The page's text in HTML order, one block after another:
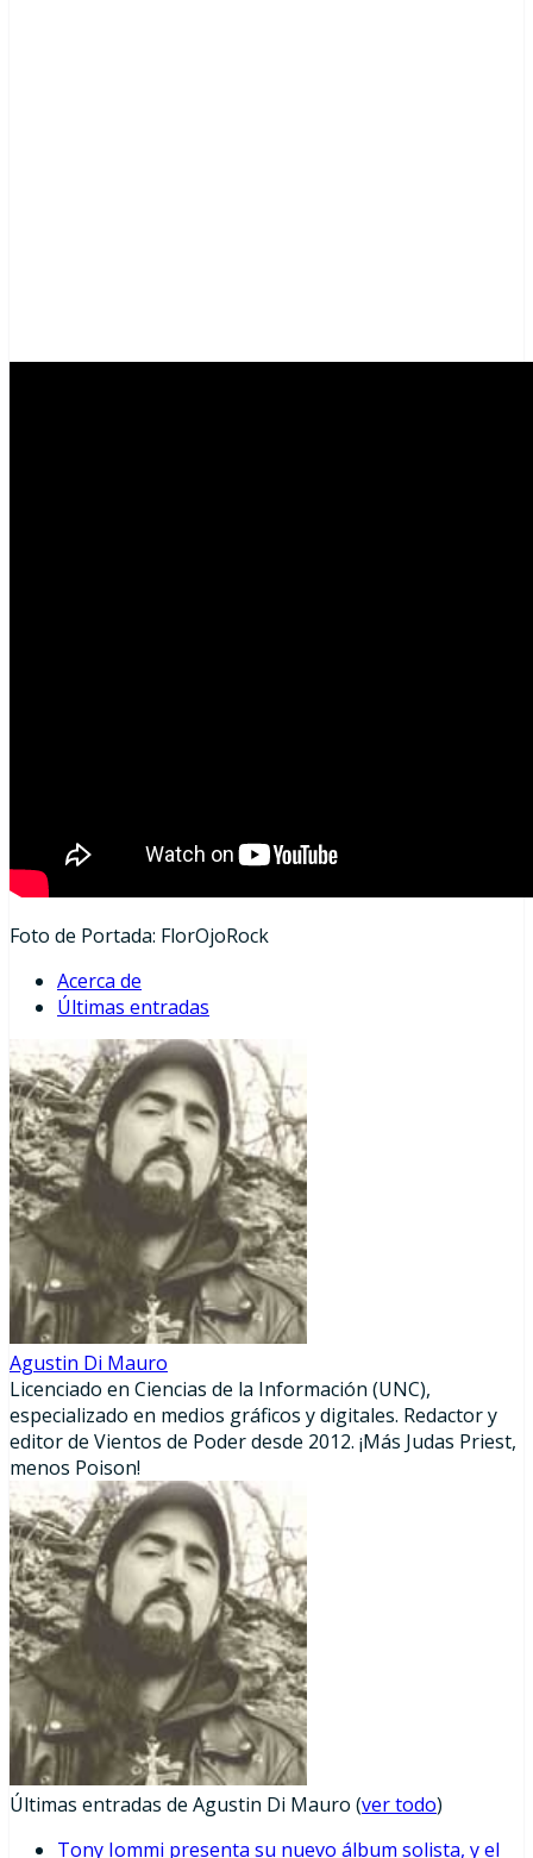
Foto de Portada: FlorOjoRock
Acerca de
Últimas entradas
Agustin Di Mauro
Licenciado en Ciencias de la Información (UNC),
especializado en medios gráficos y digitales. Redactor y
editor de Vientos de Poder desde 2012. ¡Más Judas Priest,
menos Poison!
Últimas entradas de Agustin Di Mauro (ver todo)
Tony Iommi presenta su nuevo álbum solista, y el